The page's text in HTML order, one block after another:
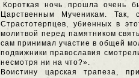
Короткая ночь прошла очень
Царственным Мученикам.
Страстотерпцев, убиенных в
молитвой перед памятником
сам принимал участие в общей
подвижники православия
несмотря ни на что?».
Воистину царская трапеза,